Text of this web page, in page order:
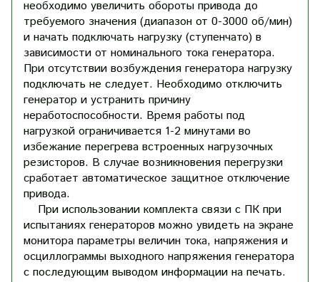
необходимо увеличить обороты привода до
требуемого значения (диапазон от 0-3000 об/мин)
и начать подключать нагрузку (ступенчато) в
зависимости от номинального тока генератора.
При отсутствии возбуждения генератора нагрузку
подключать не следует. Необходимо отключить
генератор и устранить причину
неработоспособности. Время работы под
нагрузкой ограничивается 1-2 минутами во
избежание перегрева встроенных нагрузочных
резисторов. В случае возникновения перегрузки
сработает автоматическое защитное отключение
привода.
При использовании комплекта связи с ПК при
испытаниях генераторов можно увидеть на экране
монитора параметры величин тока, напряжения и
осциллограммы выходного напряжения генератора
с последующим выводом информации на печать.